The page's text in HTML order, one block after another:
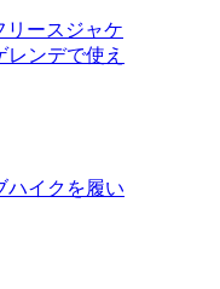
リースジャケ
ンデで使え
ハイクを履い